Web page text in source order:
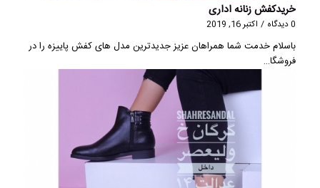
خریدکفش زنانه اداری
0 دیدگاه / اکتبر 16, 2019
باسلام خدمت شما همراهان عزیز جدیدترین مدل های کفش پاییزه را در
فروشگا…